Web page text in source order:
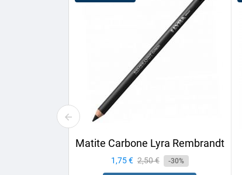
Matite Carbone Lyra Rembrandt
Prezzo
1,75 € Prezzo
base
2,50 € -30%